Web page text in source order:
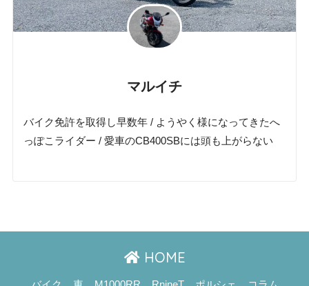
マルイチ
バイク免許を取得し早数年 / ようやく様になってきたへ
っぽこライダー / 愛車のCB400SBには頭も上がらない
HOME